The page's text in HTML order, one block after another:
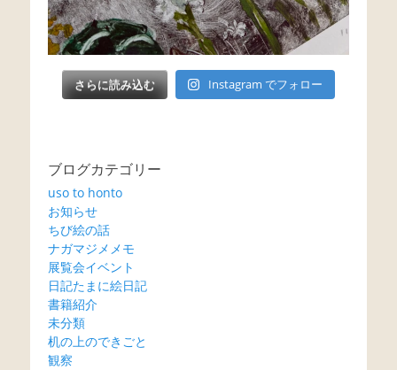
さらに読み込む Instagram でフォロー
ブログカテゴリー
uso to honto
お知らせ
ちび絵の話
ナガマジメメモ
展覧会イベント
日記たまに絵日記
書籍紹介
未分類
机の上のできごと
観察